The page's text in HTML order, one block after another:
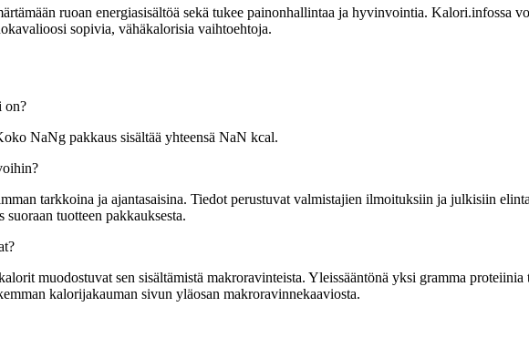
ruoan energiasisältöä sekä tukee painonhallintaa ja hyvinvointia. Kalori.infossa
sopivia, vähäkalorisia vaihtoehtoja.
on?
NaNg pakkaus sisältää yhteensä NaN kcal.
tarkkoina ja ajantasaisina. Tiedot perustuvat valmistajien ilmoituksiin ja julkisiin
tuotteen pakkauksesta.
muodostuvat sen sisältämistä makroravinteista. Yleissääntönä yksi gramma
kalorijakauman sivun yläosan makroravinnekaaviosta.